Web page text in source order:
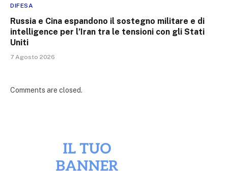
DIFESA
Russia e Cina espandono il sostegno militare e di
intelligence per l’Iran tra le tensioni con gli Stati
Uniti
7 Agosto 2026
Comments are closed.